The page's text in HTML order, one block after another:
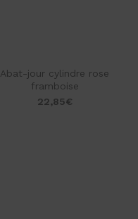
Abat-jour cylindre rose
framboise
22,85€